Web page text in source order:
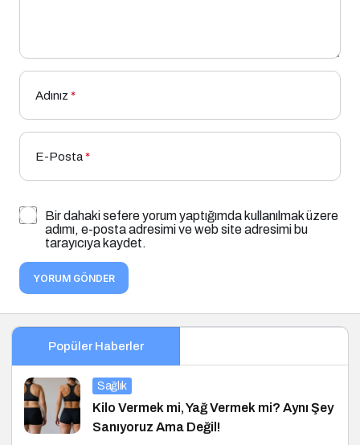
Adınız *
E-Posta*
Bir dahaki sefere yorum yaptığımda kullanılmak üzere
adımı, e-posta adresimi ve web site adresimi bu
tarayıcıya kaydet.
YORUM GÖNDER
Popüler Haberler
Sağlık
Kilo Vermek mi, Yağ Vermek mi? Aynı Şey
Sanıyoruz Ama Değil!